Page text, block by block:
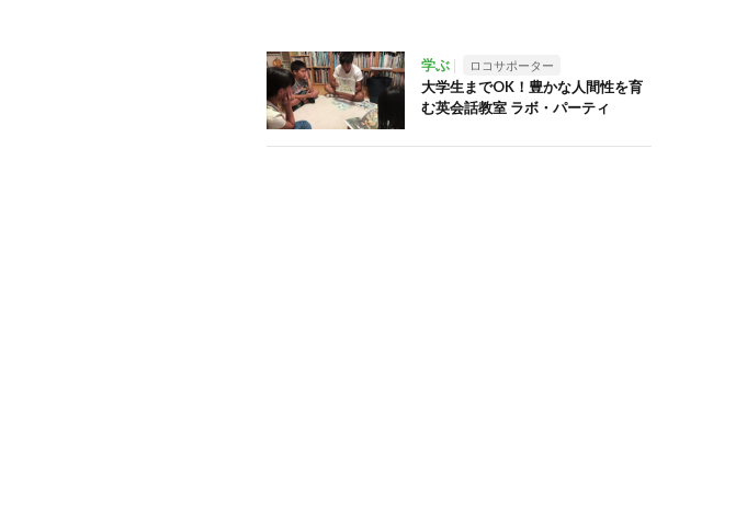
学ぶ ロコサポーター
大学生までOK！豊かな人間性を育
む英会話教室 ラボ・パーティ